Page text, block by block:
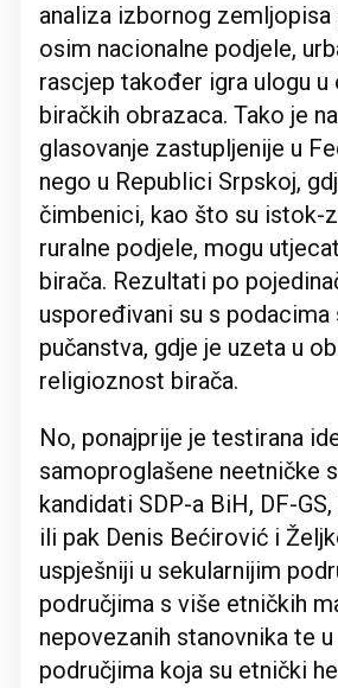
analiza izbornog zemljopisa
osim nacionalne podjele,
rascjep također igra ulogu u
biračkih obrazaca. Tako je
glasovanje zastupljenije u
nego u Republici Srpskoj,
čimbenici, kao što su istok-
ruralne podjele, mogu
birača. Rezultati po
uspoređivani su s podacima
pučanstva, gdje je uzeta u
religioznost birača.
No, ponajprije je testirana
samoproglašene neetničke
kandidati SDP-a BiH, DF-
ili pak Denis Bećirović i
uspješniji u sekularnijim
područjima s više etničkih
nepovezanih stanovnika te
područjima koja su etnički